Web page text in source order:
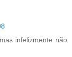
infelizmente não